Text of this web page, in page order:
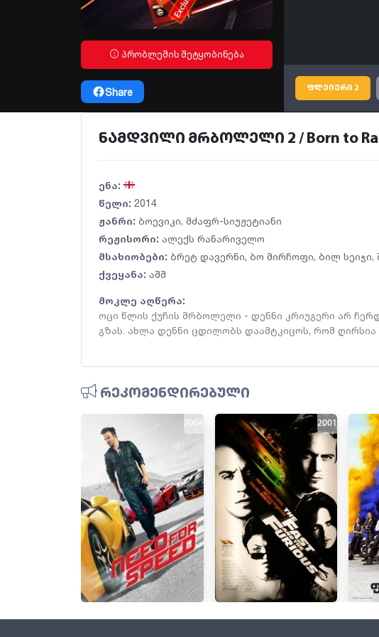
პრობლემის შეტყობინება
Share ფლეიერი 2
ნამდვილი მრბოლელი 2 / Born to
ენა:
წელი: 2014
ჟანრი: ბოევიკი, მძაფრ-სიუჟეტიანი
რეჟისორი: ალექს რანარიველო
მსახიობები: ბრეტ დავერნი, ბო მირჩოფი, ბილ სეიჯი,
ქვეყანა: აშშ
მოკლე აღწერა:
ოცი წლის ქუჩის მრბოლელი - დენნი კრიუგერი არ
გზას. ახლა დენნი ცდილობს დაამტკიცოს, რომ ღირსია
რეკომენდირებული
2004 2001